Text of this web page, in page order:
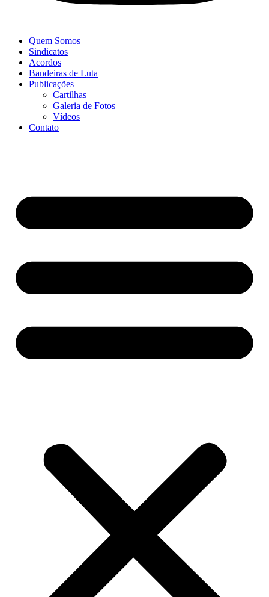
Quem Somos
Sindicatos
Acordos
Bandeiras de Luta
Publicações
Cartilhas
Galeria de Fotos
Vídeos
Contato